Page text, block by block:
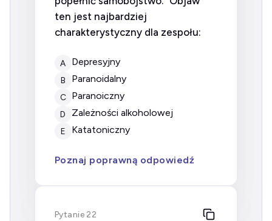
ten jest najbardziej
charakterystyczny dla zespołu:
A Depresyjny
B Paranoidalny
C Paranoiczny
D Zależności alkoholowej
E Katatoniczny
Poznaj poprawną odpowiedź
Pytanie 22